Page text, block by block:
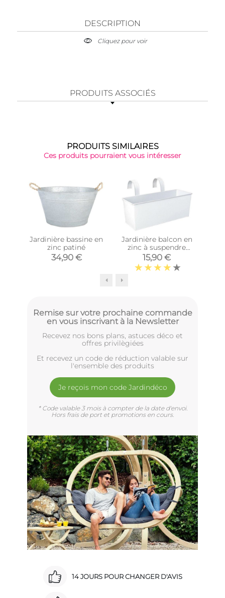
DESCRIPTION
Cliquez pour voir
PRODUITS ASSOCIÉS
PRODUITS SIMILAIRES
Ces produits pourraient vous intéresser
Jardinière bassine en
zinc patiné
34,90 €
Jardinière balcon en
zinc à suspendre
(Blanc)
15,90 €
Remise sur votre prochaine commande
en vous inscrivant à la Newsletter
Recevez nos bons plans, astuces déco et
offres privilègiées
Et recevez un code de réduction valable sur
l'ensemble des produits
Je reçois mon code Jardindéco
* Code valable 3 mois à compter de la date d'envoi.
Hors frais de port et promotions en cours.
14 JOURS POUR CHANGER D'AVIS